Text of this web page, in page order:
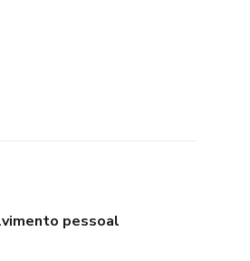
pessoal